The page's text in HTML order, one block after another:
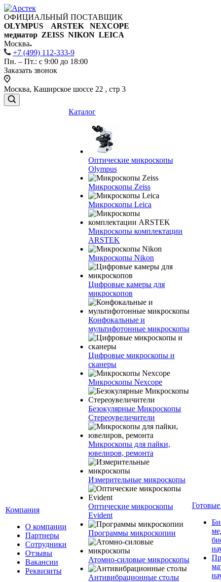
ОФИЦИАЛЬНЫЙ ПОСТАВЩИК
OLYMPUS ARSTEK NEXCOPE
медиатор ZEISS NIKON LEICA
Москва
+7 (499) 112-333-9
Пн. – Пт.: с 9:00 до 18:00
Заказать звонок
Москва, Каширское шоссе 22 , стр 3
Компания
О компании
Партнеры
Сотрудники
Отзывы
Вакансии
Реквизиты
Каталог
Оптические микроскопы
Olympus
Микроскопы Zeiss
Микроскопы Leica
Микроскопы комплектации
ARSTEK
Микроскопы Nikon
Цифровые камеры для
микроскопов
Конфокальные и
мультифотонные микроскопы
Цифровые микроскопы и
сканеры
Микроскопы Nexcope
Безокулярные Микроскопы
Стереоувеличители
Микроскопы для пайки,
ювелиров, ремонта
Измерительные микроскопы
Оптические микроскопы
Evident
Программы микроскопии
Атомно-силовые микроскопы
Антивибрационные столы